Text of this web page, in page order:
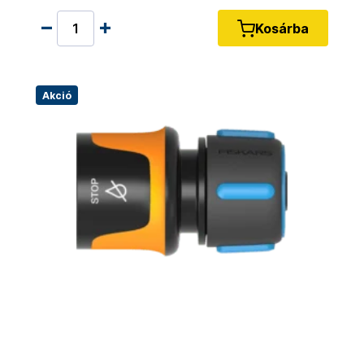
Kosárba
Akció